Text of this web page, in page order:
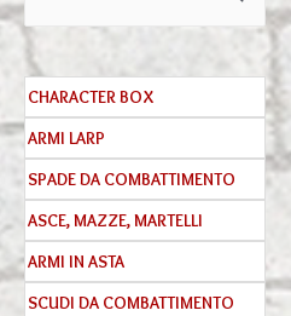
c
a
:
CHARACTER BOX
ARMI LARP
SPADE DA COMBATTIMENTO
ASCE, MAZZE, MARTELLI
ARMI IN ASTA
SCUDI DA COMBATTIMENTO